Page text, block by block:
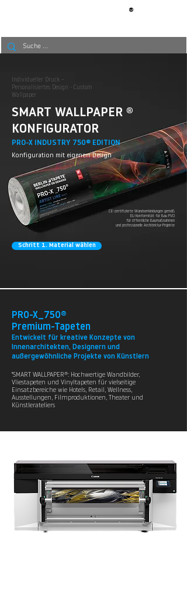
®
SMART WALLPAPER ®
KONFIGURATOR
CE-zertifizierte Wandverkleidungen gemäß
EU Konformität für Bau PVO
für öffentliche Baumaßnahmen
und professionelle Architektur-Projekte
Individueller Druck –
Personalisiertes Design - Custom
Wallpaper
PRO-X INDUSTRY 750® EDITION
Konfiguration mit eigenem Design
Schritt 1. Material wählen
PRO-X_750®
Premium-Tapeten
Entwickelt für kreative Konzepte von
Innenarchitekten, Designern und
außergewöhnliche Projekte von Künstlern
"SMART WALLPAPER®: Hochwertige Wandbilder,
Vliestapeten und Vinyltapeten für vielseitige
Einsatzbereiche wie Hotels, Retail, Wellness,
Ausstellungen, Filmproduktionen, Theater und
Künstlerateliers